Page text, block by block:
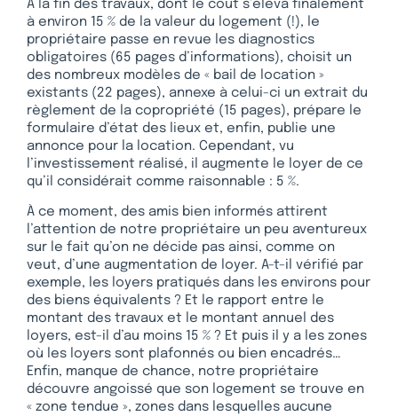
À la fin des travaux, dont le coût s’éleva finalement
à environ 15 % de la valeur du logement (!), le
propriétaire passe en revue les diagnostics
obligatoires (65 pages d’informations), choisit un
des nombreux modèles de « bail de location »
existants (22 pages), annexe à celui-ci un extrait du
règlement de la copropriété (15 pages), prépare le
formulaire d’état des lieux et, enfin, publie une
annonce pour la location. Cependant, vu
l’investissement réalisé, il augmente le loyer de ce
qu’il considérait comme raisonnable : 5 %.
À ce moment, des amis bien informés attirent
l’attention de notre propriétaire un peu aventureux
sur le fait qu’on ne décide pas ainsi, comme on
veut, d’une augmentation de loyer. A-t-il vérifié par
exemple, les loyers pratiqués dans les environs pour
des biens équivalents ? Et le rapport entre le
montant des travaux et le montant annuel des
loyers, est-il d’au moins 15 % ? Et puis il y a les zones
où les loyers sont plafonnés ou bien encadrés…
Enfin, manque de chance, notre propriétaire
découvre angoissé que son logement se trouve en
« zone tendue », zones dans lesquelles aucune